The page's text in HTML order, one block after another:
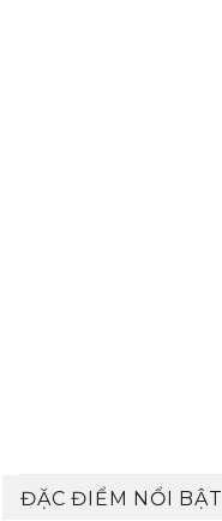
ĐẶC ĐIỂM NỔI BẬT